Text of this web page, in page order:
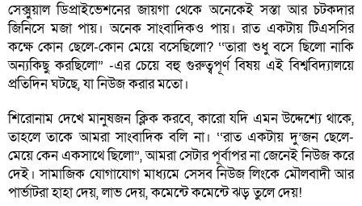
সেক্সুয়াল ডিপ্রাইভেশনের জায়গা থেকে অনেকেই সস্তা আর চটকদার
জিনিসে মজা পায়। অনেক সাংবাদিকও পায়। রাত একটায় টিএসসির
কক্ষে কোন ছেলে-কোন মেয়ে বসেছিলো? ‘‘তারা শুধু বসে ছিলো নাকি
অন্যকিছু করছিলো” -এর চেয়ে বহু গুরুত্বপূর্ণ বিষয় এই বিশ্ববিদ্যালয়ে
প্রতিদিন ঘটছে, যা নিউজ করার মতো।
শিরোনাম দেখে মানুষজন ক্লিক করবে, কারো যদি এমন উদ্দেশ্যে থাকে,
তাহলে তাকে আমরা সাংবাদিক বলি না। ‘‘রাত একটায় দু’জন ছেলে-
মেয়ে কেন একসাথে ছিলো”, আমরা সেটার পূর্বাপর না জেনেই নিউজ করে
দেই। সামাজিক যোগাযোগ মাধ্যমে সেসব নিউজ লিংকে মৌলবাদী আর
পার্ভাটরা হাহা দেয়, লাভ দেয়, কমেন্টে কমেন্টে ঝড় তুলে দেয়!